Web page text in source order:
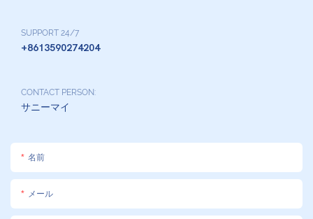
SUPPORT 24/7
+8613590274204
CONTACT PERSON:
サニーマイ
名前
メール